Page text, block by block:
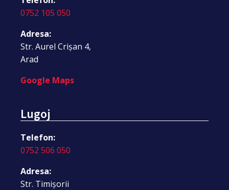
0752 105 050
Adresa:
Str. Aurel Crișan 4,
Arad
Google Maps
Lugoj
Telefon:
0752 506 050
Adresa:
Str. Timișorii